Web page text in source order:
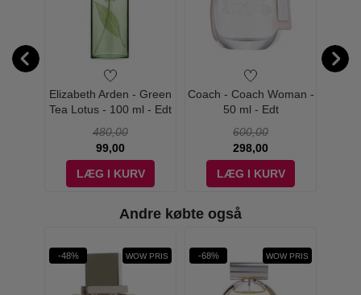
Elizabeth Arden - Green
Tea Lotus - 100 ml - Edt
480,00
99,00
LÆG I KURV
Coach - Coach Woman -
50 ml - Edt
600,00
298,00
LÆG I KURV
Andre købte også
-48% WOW PRIS -68% WOW PRIS